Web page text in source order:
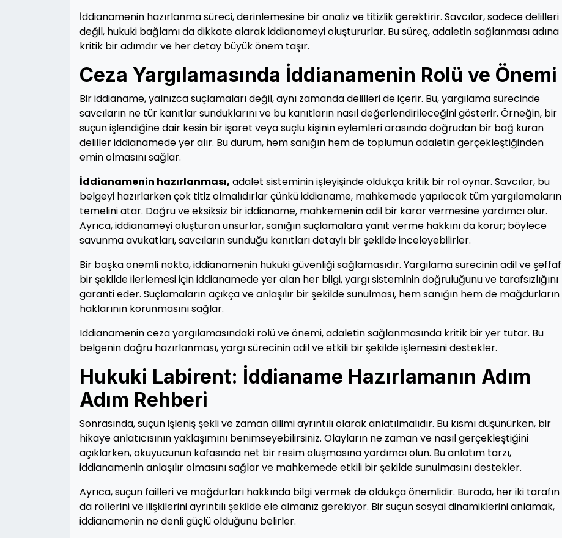
İddianamenin hazırlanma süreci, derinlemesine bir analiz ve titizlik gerektirir. Savcılar, sadece delilleri
değil, hukuki bağlamı da dikkate alarak iddianameyi oluştururlar. Bu süreç, adaletin sağlanması adına
kritik bir adımdır ve her detay büyük önem taşır.
Ceza Yargılamasında İddianamenin Rolü ve Önemi
Bir iddianame, yalnızca suçlamaları değil, aynı zamanda delilleri de içerir. Bu, yargılama sürecinde
savcıların ne tür kanıtlar sunduklarını ve bu kanıtların nasıl değerlendirileceğini gösterir. Örneğin, bir
suçun işlendiğine dair kesin bir işaret veya suçlu kişinin eylemleri arasında doğrudan bir bağ kuran
deliller iddianamede yer alır. Bu durum, hem sanığın hem de toplumun adaletin gerçekleştiğinden
emin olmasını sağlar.
İddianamenin hazırlanması, adalet sisteminin işleyişinde oldukça kritik bir rol oynar. Savcılar, bu
belgeyi hazırlarken çok titiz olmalıdırlar çünkü iddianame, mahkemede yapılacak tüm yargılamaların
temelini atar. Doğru ve eksiksiz bir iddianame, mahkemenin adil bir karar vermesine yardımcı olur.
Ayrıca, iddianameyi oluşturan unsurlar, sanığın suçlamalara yanıt verme hakkını da korur; böylece
savunma avukatları, savcıların sunduğu kanıtları detaylı bir şekilde inceleyebilirler.
Bir başka önemli nokta, iddianamenin hukuki güvenliği sağlamasıdır. Yargılama sürecinin adil ve şeffaf
bir şekilde ilerlemesi için iddianamede yer alan her bilgi, yargı sisteminin doğruluğunu ve tarafsızlığını
garanti eder. Suçlamaların açıkça ve anlaşılır bir şekilde sunulması, hem sanığın hem de mağdurların
haklarının korunmasını sağlar.
Iddianamenin ceza yargılamasındaki rolü ve önemi, adaletin sağlanmasında kritik bir yer tutar. Bu
belgenin doğru hazırlanması, yargı sürecinin adil ve etkili bir şekilde işlemesini destekler.
Hukuki Labirent: İddianame Hazırlamanın Adım
Adım Rehberi
Sonrasında, suçun işleniş şekli ve zaman dilimi ayrıntılı olarak anlatılmalıdır. Bu kısmı düşünürken, bir
hikaye anlatıcısının yaklaşımını benimseyebilirsiniz. Olayların ne zaman ve nasıl gerçekleştiğini
açıklarken, okuyucunun kafasında net bir resim oluşmasına yardımcı olun. Bu anlatım tarzı,
iddianamenin anlaşılır olmasını sağlar ve mahkemede etkili bir şekilde sunulmasını destekler.
Ayrıca, suçun failleri ve mağdurları hakkında bilgi vermek de oldukça önemlidir. Burada, her iki tarafın
da rollerini ve ilişkilerini ayrıntılı şekilde ele almanız gerekiyor. Bir suçun sosyal dinamiklerini anlamak,
iddianamenin ne denli güçlü olduğunu belirler.